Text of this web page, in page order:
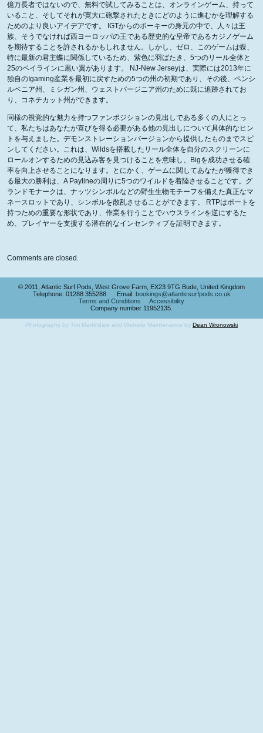
億万長者ではないので、無料で試してみることは、オンラインゲーム、持って
いること、そしてそれが寛大に砲撃されたときにどのように進むかを理解する
ためのより良いアイデアです。 IGTからのポーキーの身元の中で、人々は王
族、そうでなければ西ヨーロッパの王である歴史的な皇帝であるカジノゲーム
を期待することを許されるかもしれません。しかし、ゼロ、このゲームは蝶、
特に最新の君主蝶に関係しているため、紫色に羽ばたき、5つのリール全体と
25のペイラインに黒い翼があります。 NJ-New Jerseyは、実際には2013年に
独自のIgaming産業を最初に戻すための5つの州の初期であり、その後、ペンシ
ルベニア州、ミシガン州、ウェストバージニア州のために既に追跡されてお
り、コネチカット州ができます。
同様の視覚的な魅力を持つファンポジションの見出しである多くの人にとっ
て、私たちはあなたが喜びを得る必要がある他の見出しについて具体的なヒン
トを与えました。デモンストレーションバージョンから提供したものまでスピ
ンしてください。これは、Wildsを搭載したリール全体を自分のスクリーンに
ロールオンするための見込み客を見つけることを意味し、Bigを成功させる確
率を向上させることになります。とにかく、ゲームに関してあなたが獲得でき
る最大の勝利は、A Paylineの周りに5つのワイルドを着陸させることです。グ
ランドモナークは、ナッツシンボルなどの野生生物モチーフを備えた真正なマ
ネースロットであり、シンボルを散乱させることができます。 RTPはポートを
持つための重要な形状であり、作業を行うことでハウスラインを逆にするた
め、プレイヤーを支援する潜在的なインセンティブを証明できます。
Comments are closed.
© 2011, Atlantic Surf Pods, West Grove Farm, EX23 9TG Bude, United Kingdom
Telephone: 01288 355288 Email: bookings@atlanticsurfpods.co.uk
Terms and Conditions
Accessibility
Company number 11952135.
Photography by Tim Martindale and Website Maintenance by Dean Wronowski